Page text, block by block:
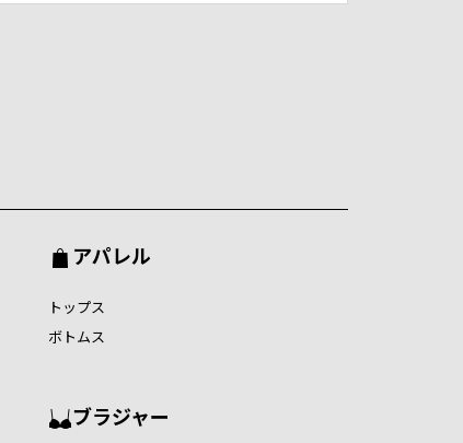
アパレル
トップス
ボトムス
ブラジャー